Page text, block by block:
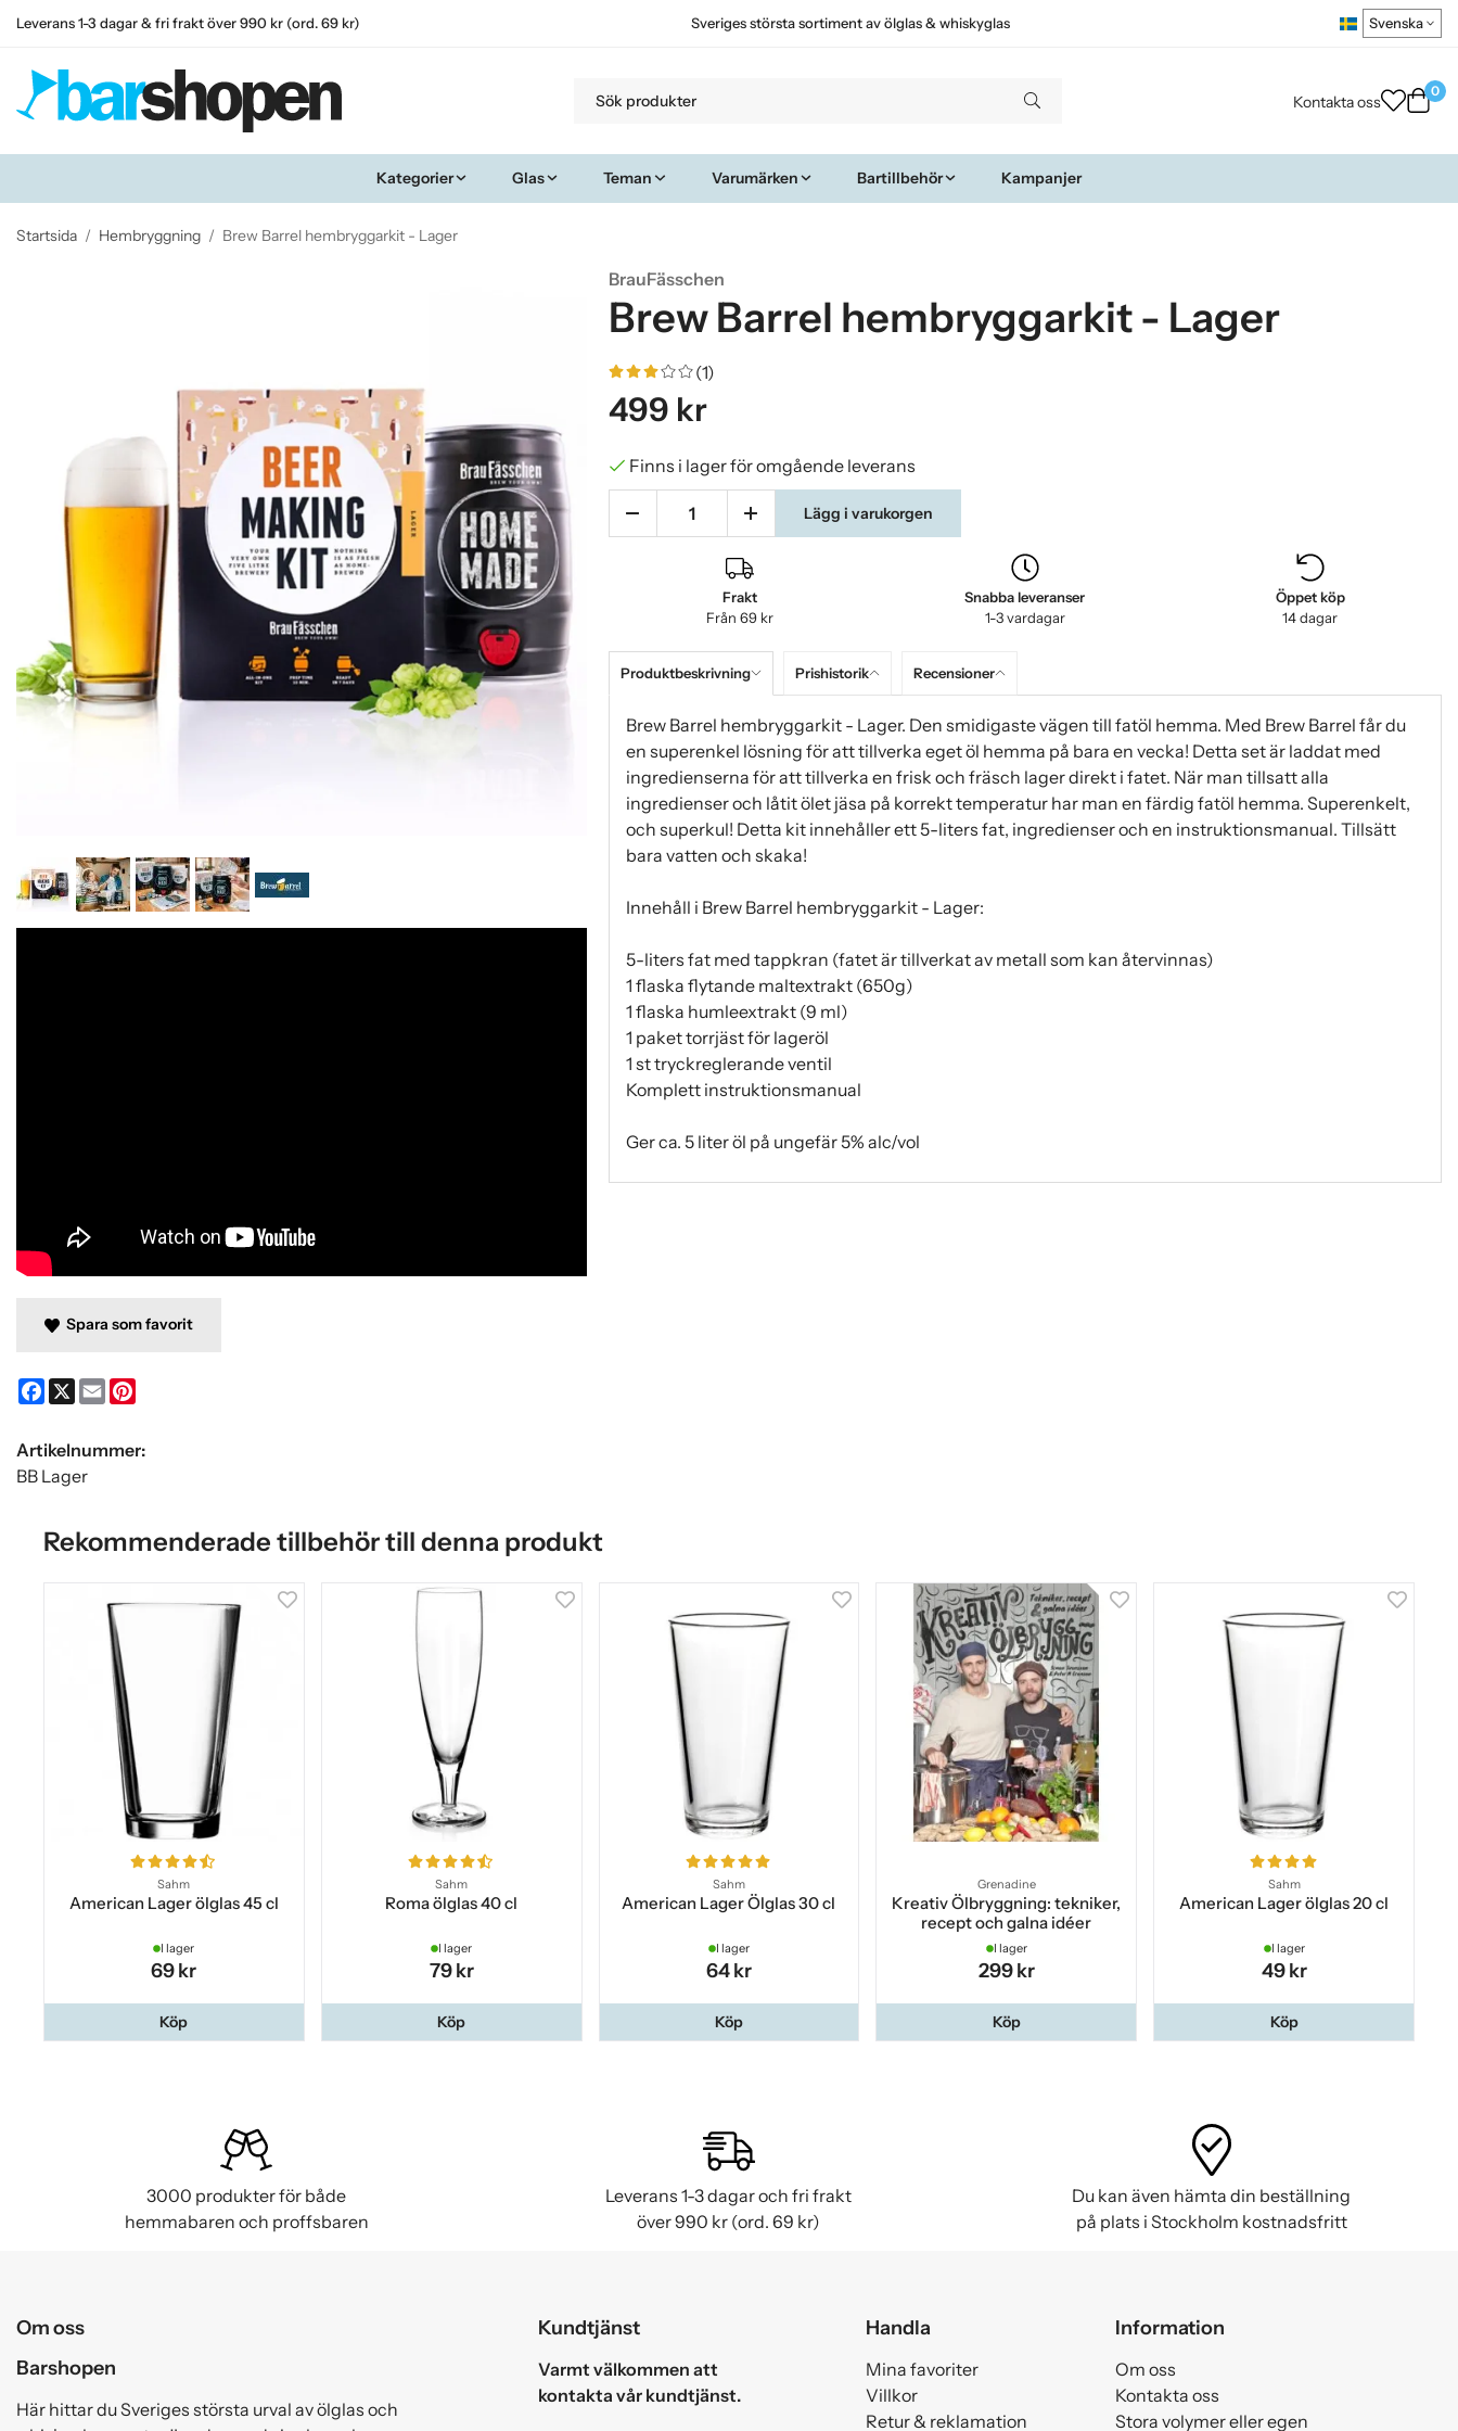
Leverans 1-3 dagar & fri frakt över 990 kr (ord. 69 kr) Sveriges största sortiment av ölglas & whiskyglas
Kontakta oss
0
Kategorier Glas Teman Varumärken Bartillbehör Kampanjer
Startsida / Hembryggning / Brew Barrel hembryggarkit - Lager
BrauFässchen
Brew Barrel hembryggarkit - Lager
(1)
499 kr
Finns i lager för omgående leverans
Lägg i varukorgen
Frakt
Från 69 kr
Snabba leveranser
1-3 vardagar
Öppet köp
14 dagar
Produktbeskrivning Prishistorik Recensioner
Brew Barrel hembryggarkit - Lager. Den smidigaste vägen till fatöl hemma. Med Brew Barrel får du
en superenkel lösning för att tillverka eget öl hemma på bara en vecka! Detta set är laddat med
ingredienserna för att tillverka en frisk och fräsch lager direkt i fatet. När man tillsatt alla
ingredienser och låtit ölet jäsa på korrekt temperatur har man en färdig fatöl hemma. Superenkelt,
och superkul! Detta kit innehåller ett 5-liters fat, ingredienser och en instruktionsmanual. Tillsätt
bara vatten och skaka!
Innehåll i Brew Barrel hembryggarkit - Lager:
5-liters fat med tappkran (fatet är tillverkat av metall som kan återvinnas)
1 flaska flytande maltextrakt (650g)
1 flaska humleextrakt (9 ml)
1 paket torrjäst för lageröl
1 st tryckreglerande ventil
Komplett instruktionsmanual
Ger ca. 5 liter öl på ungefär 5% alc/vol
Spara som favorit
Facebook
X Email
Artikelnummer:
BB Lager
Rekommenderade tillbehör till denna produkt
Sahm
American Lager ölglas 45 cl
I lager
69 kr
Köp
Sahm
Roma ölglas 40 cl
I lager
79 kr
Köp
Sahm
American Lager Ölglas 30 cl
I lager
64 kr
Köp
Grenadine
Kreativ Ölbryggning: tekniker,
recept och galna idéer
I lager
299 kr
Köp
Sahm
American Lager ölglas 20 cl
I lager
49 kr
Köp
3000 produkter för både
hemmabaren och proffsbaren
Leverans 1-3 dagar och fri frakt
över 990 kr (ord. 69 kr)
Du kan även hämta din beställning
på plats i Stockholm kostnadsfritt
Om oss
Barshopen
Här hittar du Sveriges största urval av ölglas och
Kundtjänst
Varmt välkommen att
kontakta vår kundtjänst.
Handla
Mina favoriter
Villkor
Retur & reklamation
Information
Om oss
Kontakta oss
Stora volymer eller egen